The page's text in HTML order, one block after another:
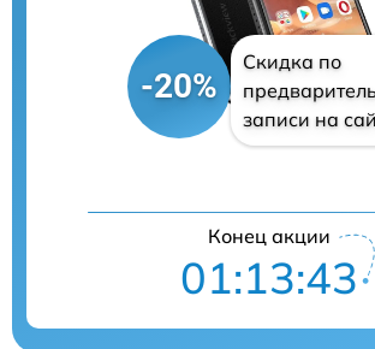
-20%
Скидка по
записи на
Конец акции
01:13:42